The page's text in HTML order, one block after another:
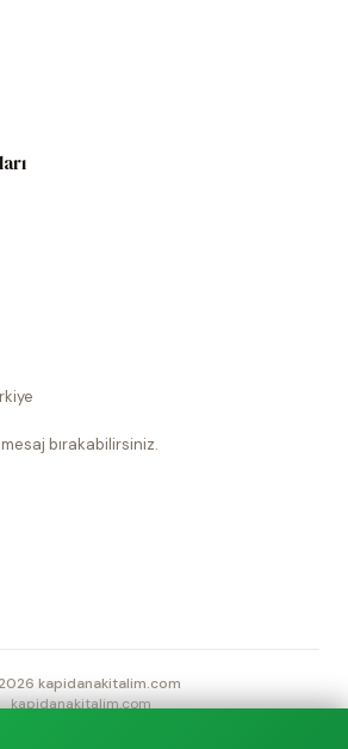
bırakabilirsiniz.
kapidanakitalim.com
kapidanakitalim.com
logo ve görseller ilgili hak sahiplerine